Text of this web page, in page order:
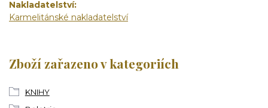
Nakladatelství
Karmelitánské nakladatelství
Zboží zařazeno v kategoriích
KNIHY